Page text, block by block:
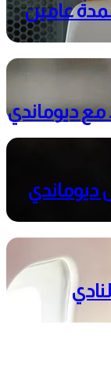
عامين
مع ديوماندي
ديوماندي